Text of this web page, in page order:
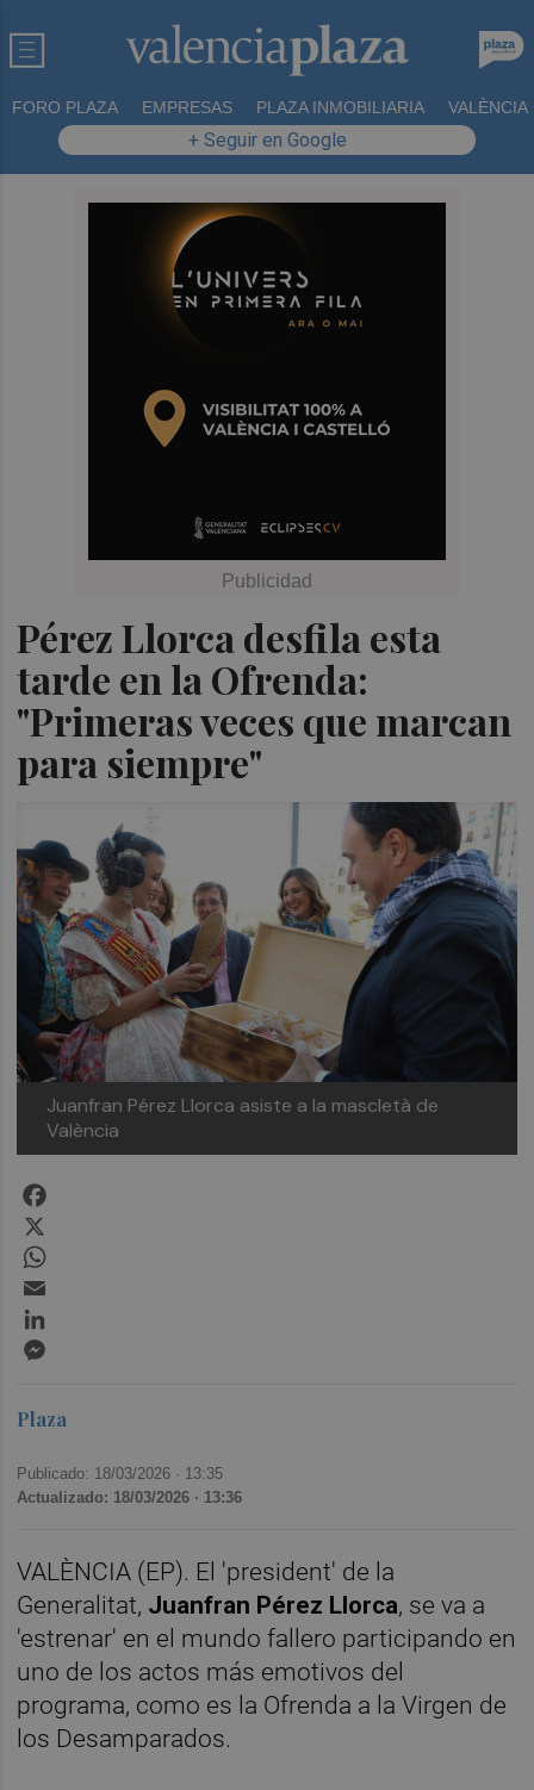
FORO PLAZA EMPRESAS PLAZA INMOBILIARIA VALÈNCIA
+ Seguir en Google
Pérez Llorca desfila esta
tarde en la Ofrenda:
"Primeras veces que marcan
para siempre"
Juanfran Pérez Llorca asiste a la mascletà de
València
Plaza
Publicado: 18/03/2026 · 13:35
Actualizado: 18/03/2026 · 13:36
VALÈNCIA (EP). El 'president' de la
Generalitat, Juanfran Pérez Llorca, se va a
'estrenar' en el mundo fallero participando en
uno de los actos más emotivos del
programa, como es la Ofrenda a la Virgen de
los Desamparados.